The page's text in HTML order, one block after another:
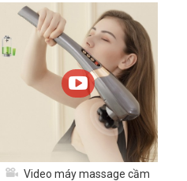
Video máy massage cầm